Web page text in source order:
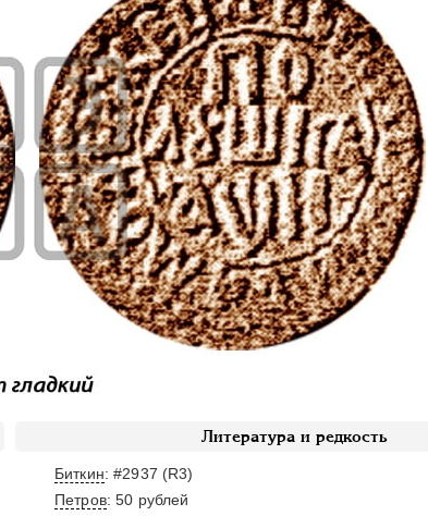
Литература и редкость
Биткин: #2937 (R3)
Петров: 50 рублей